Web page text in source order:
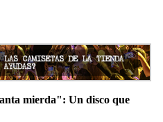
mierda": Un disco que